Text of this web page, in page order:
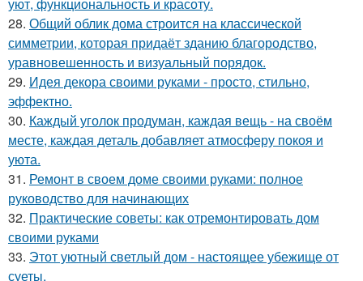
28. Общий облик дома строится на классической
симметрии, которая придаёт зданию благородство,
уравновешенность и визуальный порядок.
29. Идея декора своими руками - просто, стильно,
эффектно.
30. Каждый уголок продуман, каждая вещь - на своём
месте, каждая деталь добавляет атмосферу покоя и
уюта.
31. Ремонт в своем доме своими руками: полное
руководство для начинающих
32. Практические советы: как отремонтировать дом
своими руками
33. Этот уютный светлый дом - настоящее убежище от
суеты.